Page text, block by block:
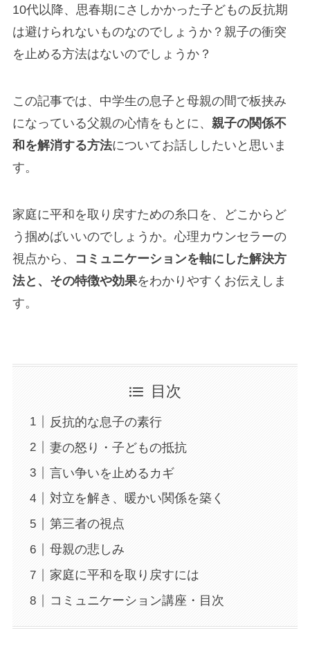
10代以降、思春期にさしかかった子どもの反抗期
は避けられないものなのでしょうか？親子の衝突
を止める方法はないのでしょうか？
この記事では、中学生の息子と母親の間で板挟み
になっている父親の心情をもとに、 親子の関係不
和を解消する方法についてお話ししたいと思いま
す。
家庭に平和を取り戻すための糸口を、どこからど
う掴めばいいのでしょうか。心理カウンセラーの
視点から、
コミュニケーションを軸にした解決方
法と、その特徴や効果をわかりやすくお伝えしま
す。
目次
反抗的な息子の素行
妻の怒り・子どもの抵抗
言い争いを止めるカギ
対立を解き、暖かい関係を築く
第三者の視点
母親の悲しみ
家庭に平和を取り戻すには
コミュニケーション講座・目次